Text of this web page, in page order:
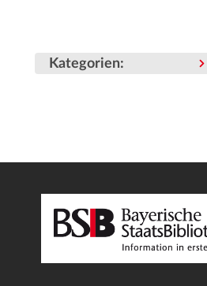
Kategorien: